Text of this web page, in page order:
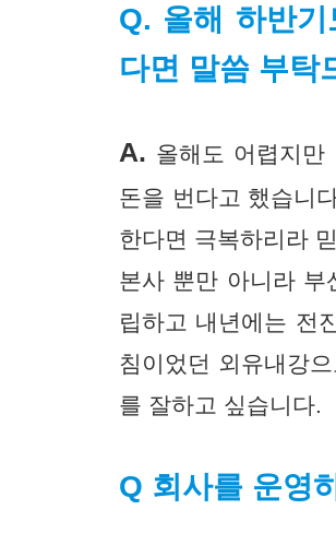
Q. 올해 하반
다면 말씀 부탁
A. 올해도 어렵지
돈을 번다고 했습니
한다면 극복하리라
본사 뿐만 아니라
립하고 내년에는 전
침이었던 외유내강
를 잘하고 싶습니다.
Q 회사를 운영